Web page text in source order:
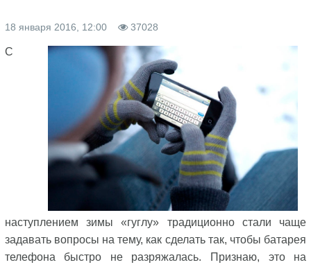
18 января 2016, 12:00 37028
С
наступлением зимы «гуглу» традиционно стали чаще
задавать вопросы на тему, как сделать так, чтобы батарея
телефона быстро не разряжалась. Признаю, это на